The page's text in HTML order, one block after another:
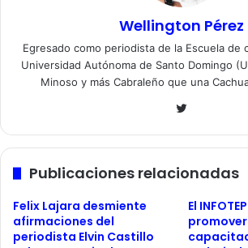
Wellington Pérez
Egresado como periodista de la Escuela de
Universidad Autónoma de Santo Domingo
Minoso y más Cabraleño que una
Twitter
Publicaciones relacionadas
Felix Lajara desmiente
afirmaciones del
periodista Elvin Castillo
El